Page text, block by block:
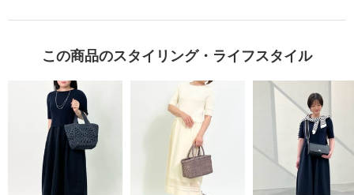
この商品のスタイリング・ライフスタイル